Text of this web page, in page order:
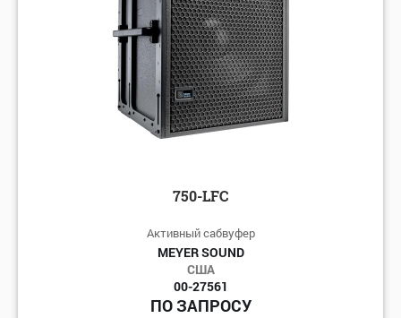
750-LFC
Активный сабвуфер
MEYER SOUND
США
00-27561
ПО ЗАПРОСУ